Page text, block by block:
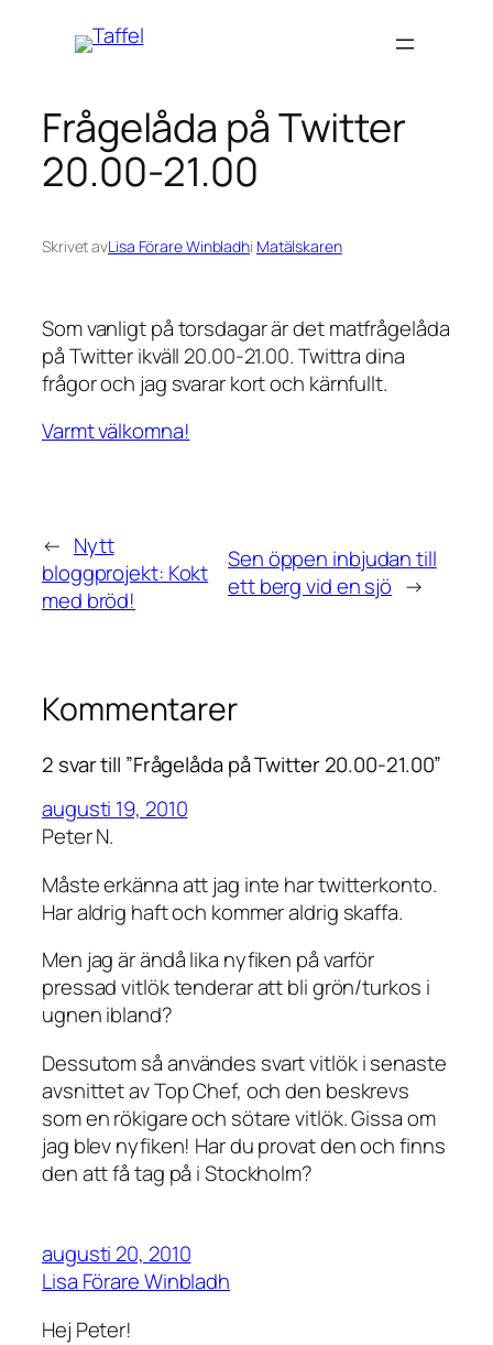
Frågelåda på Twitter
20.00-21.00
Skrivet avLisa Förare Winbladhi Matälskaren
Som vanligt på torsdagar är det matfrågelåda
på Twitter ikväll 20.00-21.00. Twittra dina
frågor och jag svarar kort och kärnfullt.
Varmt välkomna!
← Nytt
bloggprojekt: Kokt
med bröd!
Sen öppen inbjudan till
ett berg vid en sjö →
Kommentarer
2 svar till ”Frågelåda på Twitter 20.00-21.00”
augusti 19, 2010
Peter N.
Måste erkänna att jag inte har twitterkonto.
Har aldrig haft och kommer aldrig skaffa.
Men jag är ändå lika nyfiken på varför
pressad vitlök tenderar att bli grön/turkos i
ugnen ibland?
Dessutom så användes svart vitlök i senaste
avsnittet av Top Chef, och den beskrevs
som en rökigare och sötare vitlök. Gissa om
jag blev nyfiken! Har du provat den och finns
den att få tag på i Stockholm?
augusti 20, 2010
Lisa Förare Winbladh
Hej Peter!